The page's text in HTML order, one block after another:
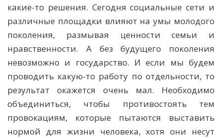
какие-то решения. Сегодня социальные сети и
различные площадки влияют на умы молодого
поколения, размывая ценности семьи и
нравственности. А без будущего поколения
невозможно и государство. И если мы будем
проводить какую-то работу по отдельности, то
результат окажется очень мал. Необходимо
объединиться, чтобы противостоять тем
провокациям, которые пытаются выставить
нормой для жизни человека, хотя они несут